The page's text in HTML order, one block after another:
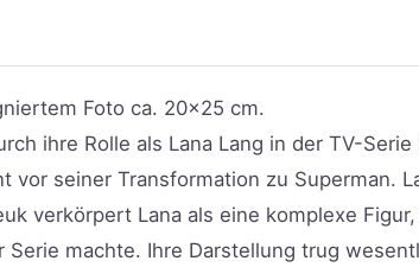
Foto ca. 20×25 cm.
ihre Rolle als Lana Lang in der TV-
vor seiner Transformation zu Superman.
verkörpert Lana als eine komplexe
machte. Ihre Darstellung trug